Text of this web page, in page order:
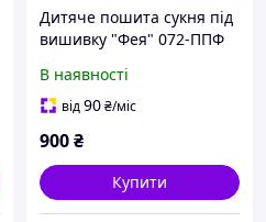
Дитяче пошита сукня під
вишивку "Фея" 072-ППФ
В наявності
від90₴/міс
900₴
Купити